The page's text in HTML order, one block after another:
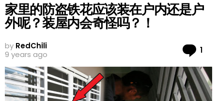
家里的防盗铁花应该装在户内还是户
外呢？装屋内会奇怪吗？！
by RedChili
9 years ago
1